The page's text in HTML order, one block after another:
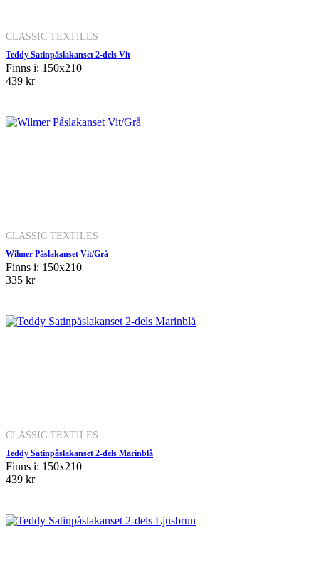
CLASSIC TEXTILES
Teddy Satinpåslakanset 2-dels Vit
Finns i: 150x210
439 kr
CLASSIC TEXTILES
Wilmer Påslakanset Vit/Grå
Finns i: 150x210
335 kr
CLASSIC TEXTILES
Teddy Satinpåslakanset 2-dels Marinblå
Finns i: 150x210
439 kr